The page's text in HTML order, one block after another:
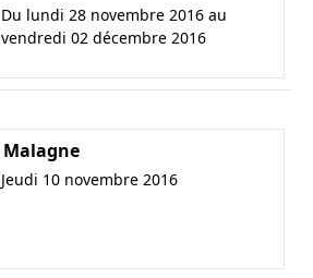
Du lundi 28 novembre 2016 au
vendredi 02 décembre 2016
Malagne
Jeudi 10 novembre 2016